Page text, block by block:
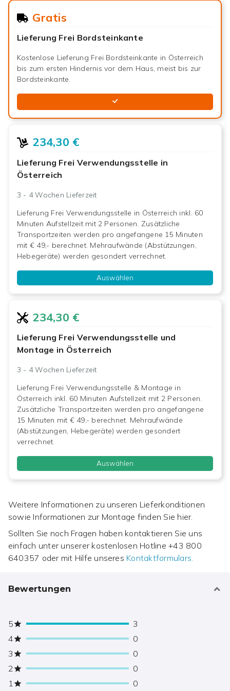
Gratis
Lieferung Frei Bordsteinkante
Kostenlose Lieferung Frei Bordsteinkante in Österreich
bis zum ersten Hindernis vor dem Haus, meist bis zur
Bordsteinkante.
234,30 €
Lieferung Frei Verwendungsstelle in
Österreich
3 - 4 Wochen Lieferzeit
Lieferung Frei Verwendungsstelle in Österreich inkl. 60
Minuten Aufstellzeit mit 2 Personen. Zusätzliche
Transportzeiten werden pro angefangene 15 Minuten
mit € 49,- berechnet. Mehraufwände (Abstützungen,
Hebegeräte) werden gesondert verrechnet.
Auswählen
234,30 €
Lieferung Frei Verwendungsstelle und
Montage in Österreich
3 - 4 Wochen Lieferzeit
Lieferung Frei Verwendungsstelle & Montage in
Österreich inkl. 60 Minuten Aufstellzeit mit 2 Personen.
Zusätzliche Transportzeiten werden pro angefangene
15 Minuten mit € 49,- berechnet. Mehraufwände
(Abstützungen, Hebegeräte) werden gesondert
verrechnet.
Auswählen
Weitere Informationen zu unseren Lieferkonditionen
sowie Informationen zur Montage finden Sie hier.
Sollten Sie noch Fragen haben kontaktieren Sie uns
einfach unter unserer kostenlosen Hotline+43 800
640357 oder mit Hilfe unseres Kontaktformulars.
Bewertungen
5
3
4
0
3
0
2
0
1
0